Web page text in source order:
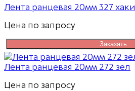
Лента ранцевая 20мм 327 хаки
Цена по запросу
Заказать
Лента ранцевая 20мм 272 зел
Цена по запросу